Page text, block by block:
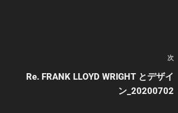
次
次
Re. FRANK LLOYD WRIGHT とデザイ
ン_20200702